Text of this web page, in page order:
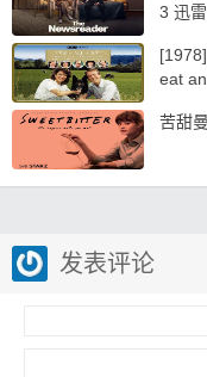
3 迅
eat
苦甜
发表评论